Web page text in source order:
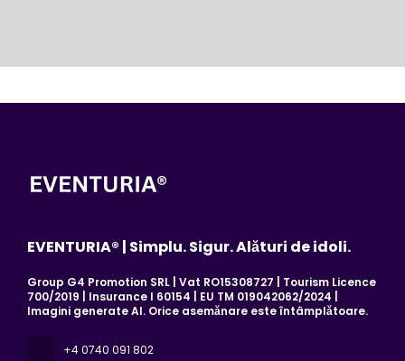
EVENTURIA® | Simplu. Sigur. Alături de idoli.
Group G4 Promotion SRL | Vat RO15308727 | Tourism Licence
700/2019 | Insurance I 60154 | EU TM 019042062/2024 |
Imagini generate AI. Orice asemănare este întâmplătoare.
+4 0740 091 802